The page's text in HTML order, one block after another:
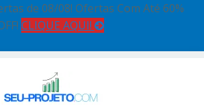
de 08/08! Ofertas Com Até 60%
CLIQUE AQUI!